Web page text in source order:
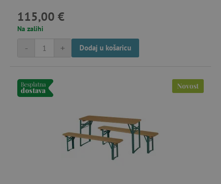
115,00 €
Na zalihi
+
- Dodaj u košaricu
Besplatna
dostava Novost